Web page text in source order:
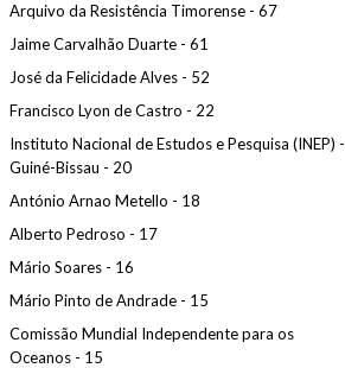
Arquivo da Resistência Timorense - 67
Jaime Carvalhão Duarte - 61
José da Felicidade Alves - 52
Francisco Lyon de Castro - 22
Instituto Nacional de Estudos e Pesquisa (INEP) -
Guiné-Bissau - 20
António Arnao Metello - 18
Alberto Pedroso - 17
Mário Soares - 16
Mário Pinto de Andrade - 15
Comissão Mundial Independente para os
Oceanos - 15